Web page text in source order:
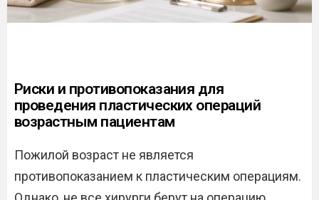
Риски и противопоказания для
проведения пластических операций
возрастным пациентам
Пожилой возраст не является
противопоказанием к пластическим операциям.